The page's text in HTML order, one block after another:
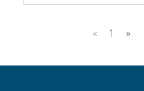
« 1 »